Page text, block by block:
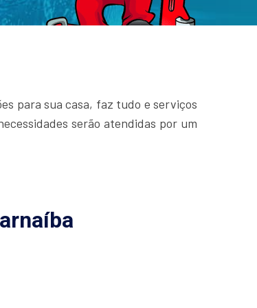
para sua casa, faz tudo e serviços
serão atendidas por um